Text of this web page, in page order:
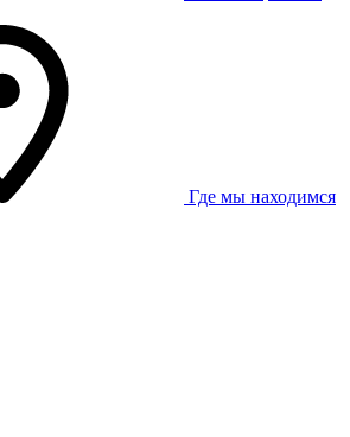
Где мы находимся